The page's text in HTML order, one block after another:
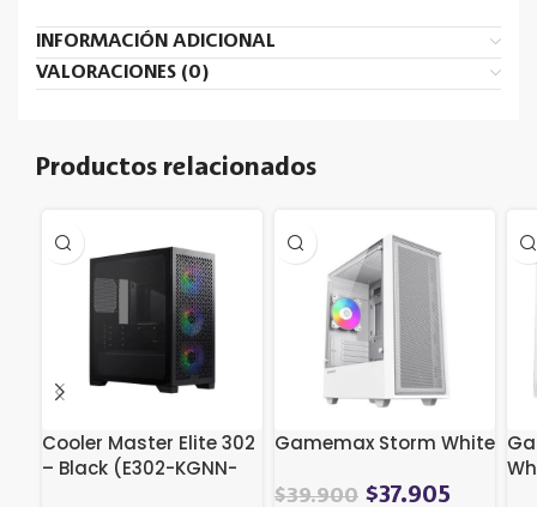
INFORMACIÓN ADICIONAL
VALORACIONES (0)
Productos relacionados
Cooler Master Elite 302
– Black (E302-KGNN-
Gamemax Storm White
$39.900 $37.905